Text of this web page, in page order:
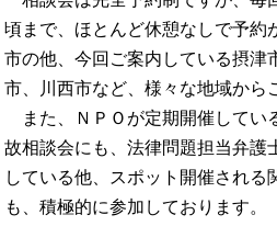
頃まで、ほとんど休憩なしで予約
市の他、今回ご案内している摂津
市、川西市など、様々な地域から
また、ＮＰＯが定期開催してい
故相談会にも、法律問題担当弁護
している他、スポット開催される
も、積極的に参加しております。